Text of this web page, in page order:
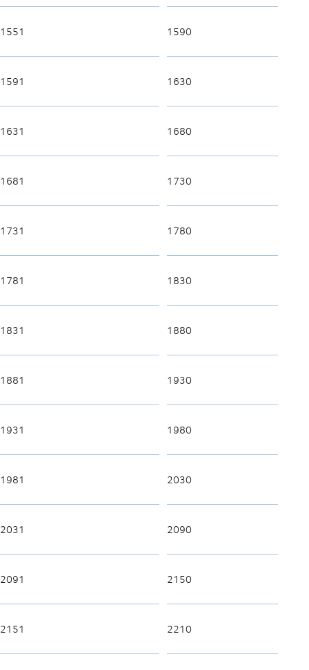
1551 1590
1591 1630
1631 1680
1681 1730
1731 1780
1781 1830
1831 1880
1881 1930
1931 1980
1981 2030
2031 2090
2091 2150
2151 2210